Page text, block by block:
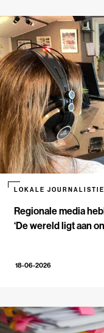
Regionale media
‘De wereld ligt aan
LOKALE
18-06-2026